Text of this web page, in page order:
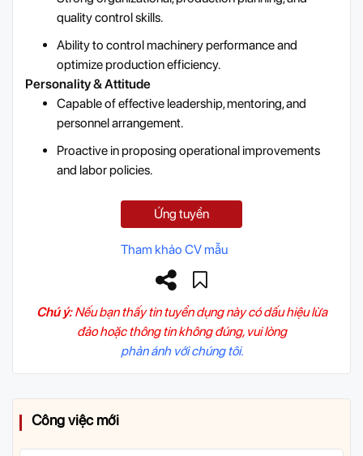
quality control skills.
Ability to control machinery performance and
optimize production efficiency.
Personality & Attitude
Capable of effective leadership, mentoring, and
personnel arrangement.
Proactive in proposing operational improvements
and labor policies.
Ứng tuyển
Tham khảo CV mẫu
Chú ý:Nếu bạn thấy tin tuyển dụng này có dấu hiệu lừa
đảo hoặc thông tin không đúng, vui lòng
phản ánh với chúng tôi.
Công việc mới